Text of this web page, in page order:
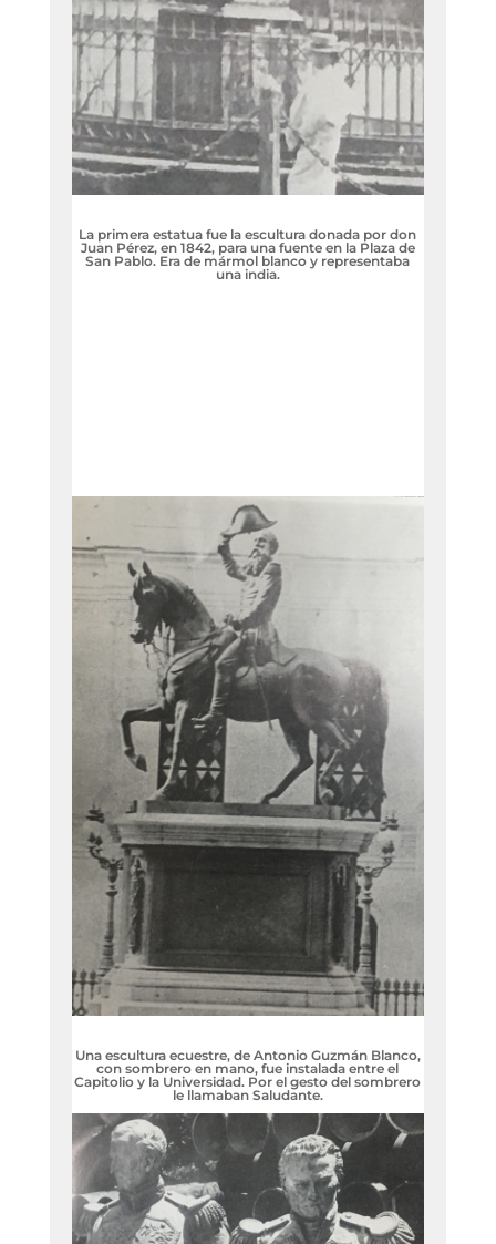
La primera estatua fue la escultura donada por don
Juan Pérez, en 1842, para una fuente en la Plaza de
San Pablo. Era de mármol blanco y representaba
una india.
Una escultura ecuestre, de Antonio Guzmán Blanco,
con sombrero en mano, fue instalada entre el
Capitolio y la Universidad. Por el gesto del sombrero
le llamaban Saludante.